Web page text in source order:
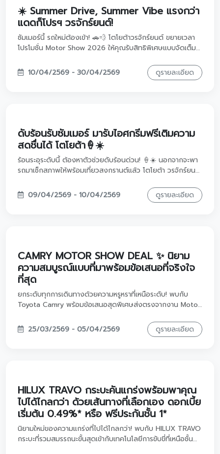
☀️ Summer Drive, Summer Vibe แรงกว่า
แดดก็โปรฯ วรจักร์ยนต์!
ซัมเมอร์นี้ รถใหม่ต้องเข้า! 🚗💨 โตโยต้าวรจักร์ยนต์ ขยายเวลา
โปรโมชั่น Motor Show 2026 ให้คุณรับสิทธิพิเศษแบบจัดเต็ม
นี้นะครับ!
10/04/2569 - 30/04/2569 ดูรายละเอียด
ดับร้อนรับซัมเมอร์ มารับไอศกรีมฟรีเติมความ
สดชื่นได้ โตโยต้า🍦☀️
ร้อนระอุระดับนี้ ต้องหาตัวช่วยดับร้อนด่วน! 🍦☀️ นอกจากจะพา
รถมาเช็กสภาพให้พร้อมเที่ยวสงกรานต์แล้ว โตโยต้า วรจักร์ยนต์
ไอศกรีม Molto รสละมุนฟรี! บอกเลยว่างานนี้ทั้งคนทั้ง
รถ...แฮปปี้พร้อมสู้แดดแน่นอน!
09/04/2569 - 10/04/2569 ดูรายละเอียด
CAMRY MOTOR SHOW DEAL ✨ นิยาม
ความสมบูรณ์แบบที่มาพร้อมข้อเสนอที่จริงใจ
ที่สุด
ยกระดับทุกการเดินทางด้วยความหรูหราที่เหนือระดับ! พบกับ
Toyota Camry พร้อมข้อเสนอสุดพิเศษส่งตรงจากงาน Motor
ใจที่สุด พร้อมการดูแลระดับพรีเมียมที่โตโยต้า วรจักร์ยนต์ ทั้ง 8
สาขาครับ
25/03/2569 - 05/04/2569 ดูรายละเอียด
HILUX TRAVO กระบะคันแกร่งพร้อมพาคุณ
ไปได้ไกลกว่า ด้วยเส้นทางที่เลือกเอง ดอกเบี้ย
เริ่มต้น 0.49%* หรือ ฟรีประกันชั้น 1*
นิยามใหม่ของความแกร่งที่ไปได้ไกลกว่า! พบกับ HILUX TRAVO
กระบะที่รวมสมรรถนะขั้นสุดเข้ากับเทคโนโลยีการขับขี่ที่เหนือชั้น